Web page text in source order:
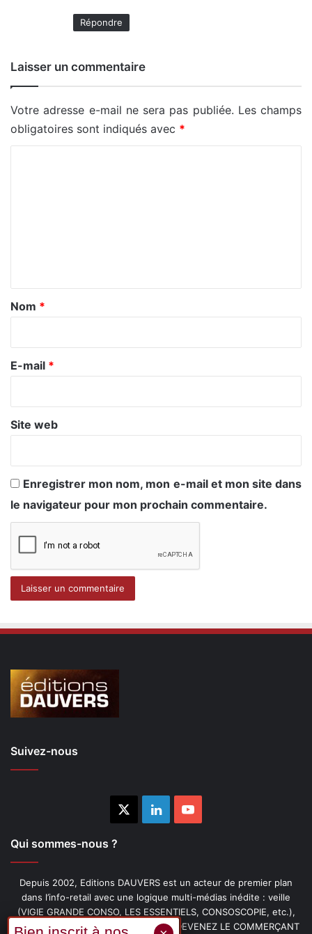
Répondre
Laisser un commentaire
Votre adresse e-mail ne sera pas publiée. Les champs
obligatoires sont indiqués avec *
a
e
Nom *
E-mail *
Site web
Enregistrer mon nom, mon e-mail et mon site dans
le navigateur pour mon prochain commentaire.
Suivez-nous
LinkedinYouTube
Qui sommes-nous ?
Depuis 2002, Editions DAUVERS est un acteur de premier plan
dans l’info-retail avec une logique multi-médias inédite : veille
(VIGIE GRANDE CONSO, LES ESSENTIELS, CONSOSCOPIE, etc.),
livres (PENSER-CLIENT, IMAGE-PRIX, DEVENEZ LE COMMERÇANT